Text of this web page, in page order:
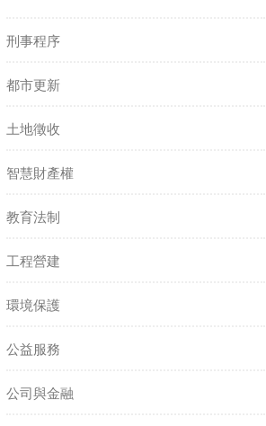
刑事程序
都市更新
土地徵收
智慧財產權
教育法制
工程營建
環境保護
公益服務
公司與金融